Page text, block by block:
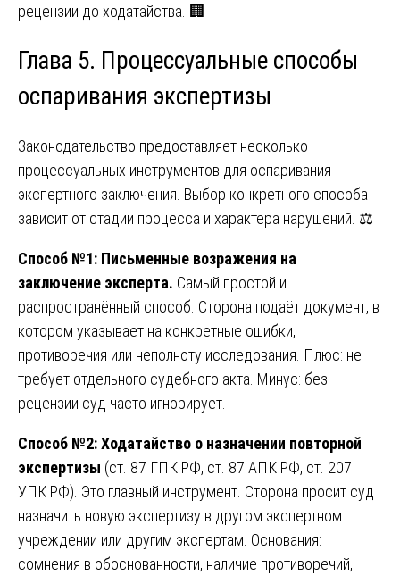
рецензии до ходатайства. 🏢
Глава 5. Процессуальные способы
оспаривания экспертизы
Законодательство предоставляет несколько
процессуальных инструментов для оспаривания
экспертного заключения. Выбор конкретного способа
зависит от стадии процесса и характера нарушений. ⚖️
Способ №1: Письменные возражения на
заключение эксперта. Самый простой и
распространённый способ. Сторона подаёт документ, в
котором указывает на конкретные ошибки,
противоречия или неполноту исследования. Плюс: не
требует отдельного судебного акта. Минус: без
рецензии суд часто игнорирует.
Способ №2: Ходатайство о назначении повторной
экспертизы (ст. 87 ГПК РФ, ст. 87 АПК РФ, ст. 207
УПК РФ). Это главный инструмент. Сторона просит суд
назначить новую экспертизу в другом экспертном
учреждении или другим экспертам. Основания:
сомнения в обоснованности, наличие противоречий,